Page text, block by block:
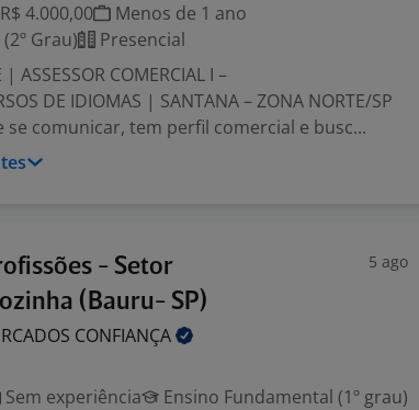
4.000,00
Menos de 1 ano
Grau)
Presencial
ASSESSOR COMERCIAL I –
DE IDIOMAS | SANTANA – ZONA NORTE/SP
se comunicar, tem perfil comercial e busc...
- Setor
(Bauru- SP)
5 ago
CONFIANÇA
Sem experiência
Ensino Fundamental (1º grau)